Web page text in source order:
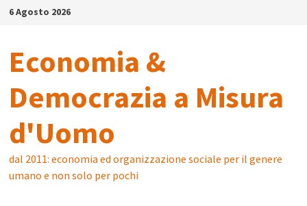
Skip6 Agosto 2026
Economia &
Democrazia a Misura
d'Uomo
dal 2011: economia ed organizzazione sociale per il genere
umano e non solo per pochi